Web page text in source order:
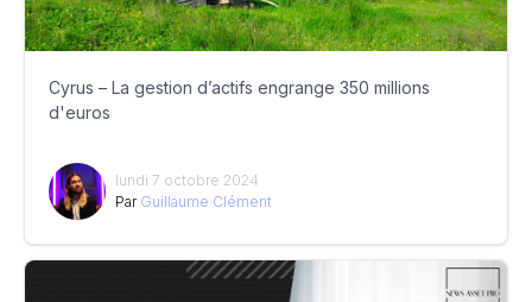
Cyrus – La gestion d’actifs engrange 350 millions
d'euros
lundi 7 octobre 2024
Par Guillaume Clément